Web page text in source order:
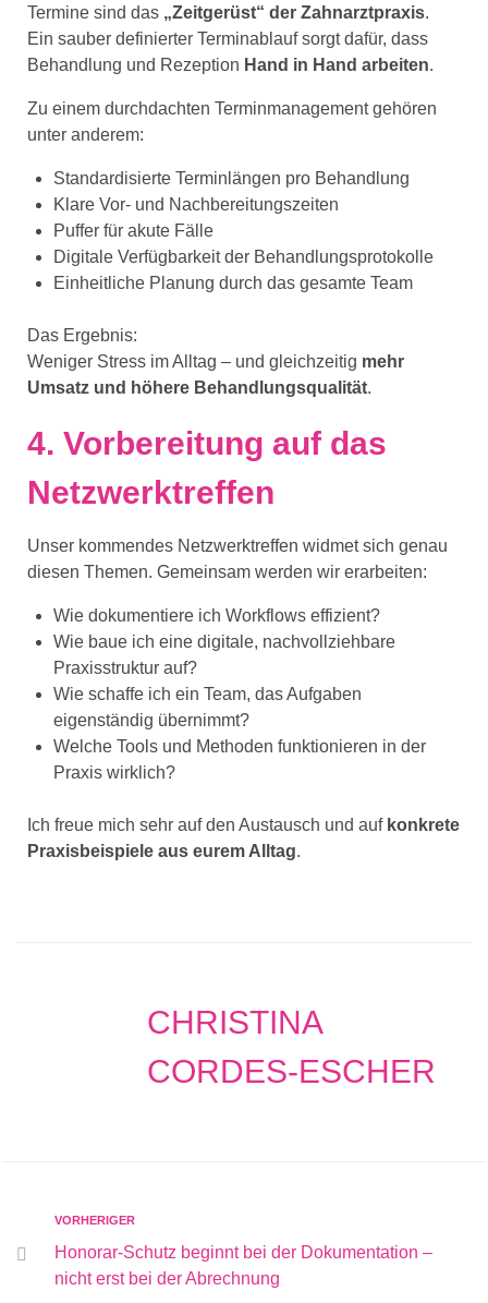
Termine sind das „Zeitgerüst“ der Zahnarztpraxis.
Ein sauber definierter Terminablauf sorgt dafür, dass
Behandlung und Rezeption Hand in Hand arbeiten.
Zu einem durchdachten Terminmanagement gehören
unter anderem:
Standardisierte Terminlängen pro Behandlung
Klare Vor- und Nachbereitungszeiten
Puffer für akute Fälle
Digitale Verfügbarkeit der Behandlungsprotokolle
Einheitliche Planung durch das gesamte Team
Das Ergebnis:
Weniger Stress im Alltag – und gleichzeitig mehr
Umsatz und höhere Behandlungsqualität.
4. Vorbereitung auf das
Netzwerktreffen
Unser kommendes Netzwerktreffen widmet sich genau
diesen Themen. Gemeinsam werden wir erarbeiten:
Wie dokumentiere ich Workflows effizient?
Wie baue ich eine digitale, nachvollziehbare
Praxisstruktur auf?
Wie schaffe ich ein Team, das Aufgaben
eigenständig übernimmt?
Welche Tools und Methoden funktionieren in der
Praxis wirklich?
Ich freue mich sehr auf den Austausch und auf konkrete
Praxisbeispiele aus eurem Alltag.
CHRISTINA
CORDES-ESCHER
VORHERIGER
Honorar-Schutz beginnt bei der Dokumentation –
nicht erst bei der Abrechnung